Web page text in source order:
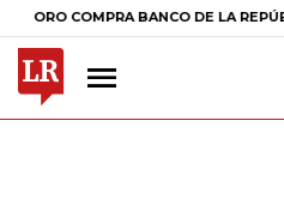
COMPRA BANCO DE LA REPÚBLICA